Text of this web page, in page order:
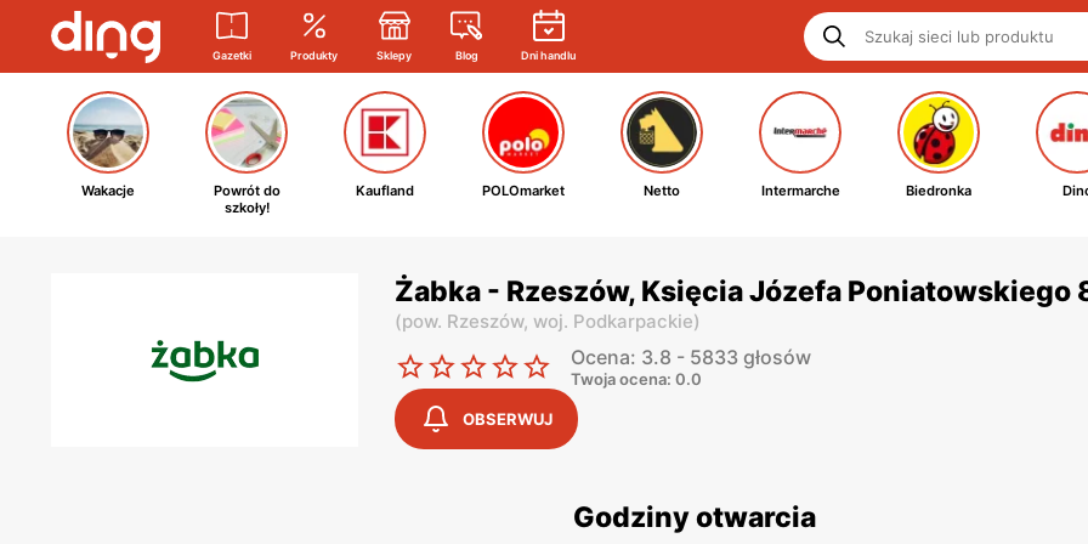
Gazetki Produkty Sklepy Blog Dni handlu
Wakacje
Powrót do
szkoły!
Kaufland POLOmarket Netto Intermarche Biedronka
Żabka - Rzeszów, Księcia Józefa Poniatowskiego
(pow. Rzeszów, woj. Podkarpackie)
Ocena: 3.8 - 5833 głosów
Twoja ocena: 0.0
OBSERWUJ
Godziny otwarcia